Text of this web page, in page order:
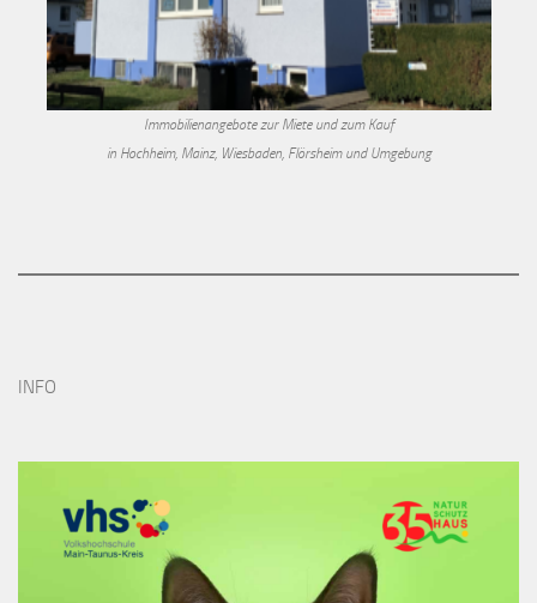
Immobilienangebote zur Miete und zum Kauf
in Hochheim, Mainz, Wiesbaden, Flörsheim und Umgebung
INFO